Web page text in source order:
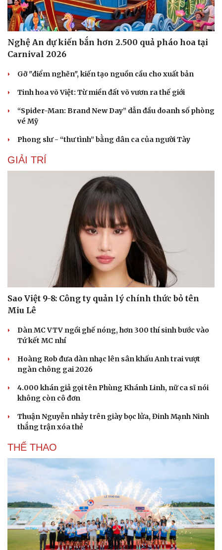
Nghệ An dự kiến bắn hơn 2.500 quả pháo hoa tại
Carnival 2026
Gỡ "điểm nghẽn", kiến tạo nguồn cầu cho xuất bản
Tinh hoa võ Việt: Từ miền đất võ vươn ra thế giới
“Spider-Man: Brand New Day” dẫn đầu doanh số phòng
vé Mỹ
Phong slư - “thư tình” bằng dân ca của người Tày
GIẢI TRÍ
Sao Việt 9-8: Công ty quản lý chính thức bỏ tên
Miu Lê
Dàn MC VTV ngồi ghế nóng, hơn 300 thí sinh bước vào
Tứ kết MC nhí
Hoàng Rob đưa dàn nhạc lên sân khấu Anh trai vượt
ngàn chông gai 2026
4.000 khán giả gọi tên Phùng Khánh Linh, nữ ca sĩ nói
không còn cô đơn
Thuận Nguyễn nhảy trên giày bọc lửa, Đinh Mạnh Ninh
thắng trận xóa thẻ
THỂ THAO